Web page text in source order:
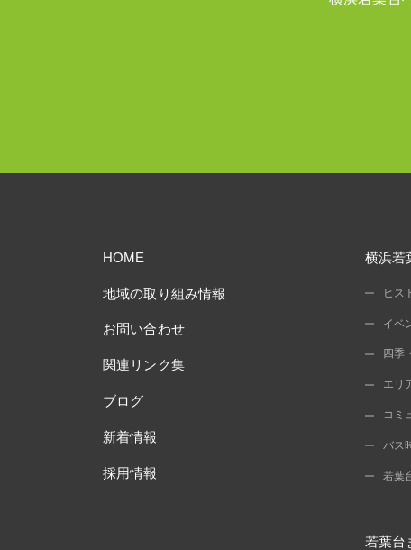
HOME
地域の取り組み情報
お問い合わせ
関連リンク集
ブログ
新着情報
採用情報
横浜若
ヒス
イベ
四季
エリ
コミ
バス
若葉
若葉台